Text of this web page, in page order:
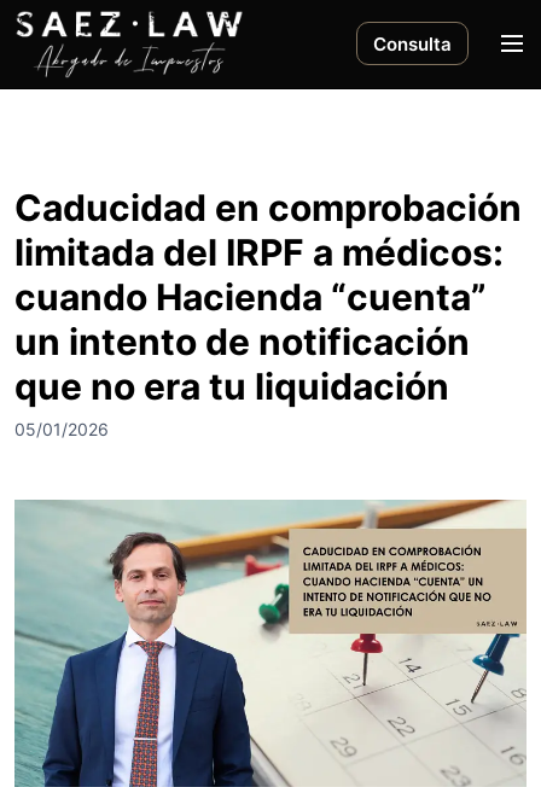
Consulta
M
Caducidad en comprobación
limitada del IRPF a médicos:
cuando Hacienda “cuenta”
un intento de notificación
que no era tu liquidación
05/01/2026